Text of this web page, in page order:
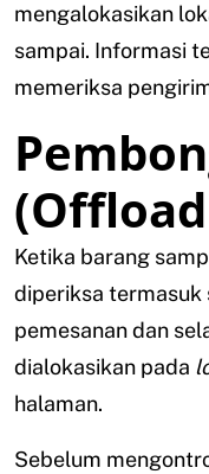
mengalokasikan
sampai. Informasi
memeriksa
Ketika barang
diperiksa termasuk
pemesanan dan
dialokasikan pada
halaman.
Sebelum